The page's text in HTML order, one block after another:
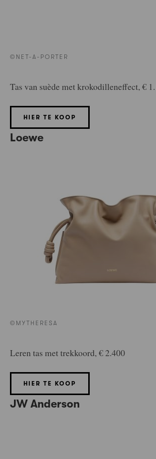
©NET-A-PORTER
Tas van suède met krokodilleneffect, €
HIER TE KOOP
Loewe
©MYTHERESA
Leren tas met trekkoord, € 2.400
HIER TE KOOP
JW Anderson